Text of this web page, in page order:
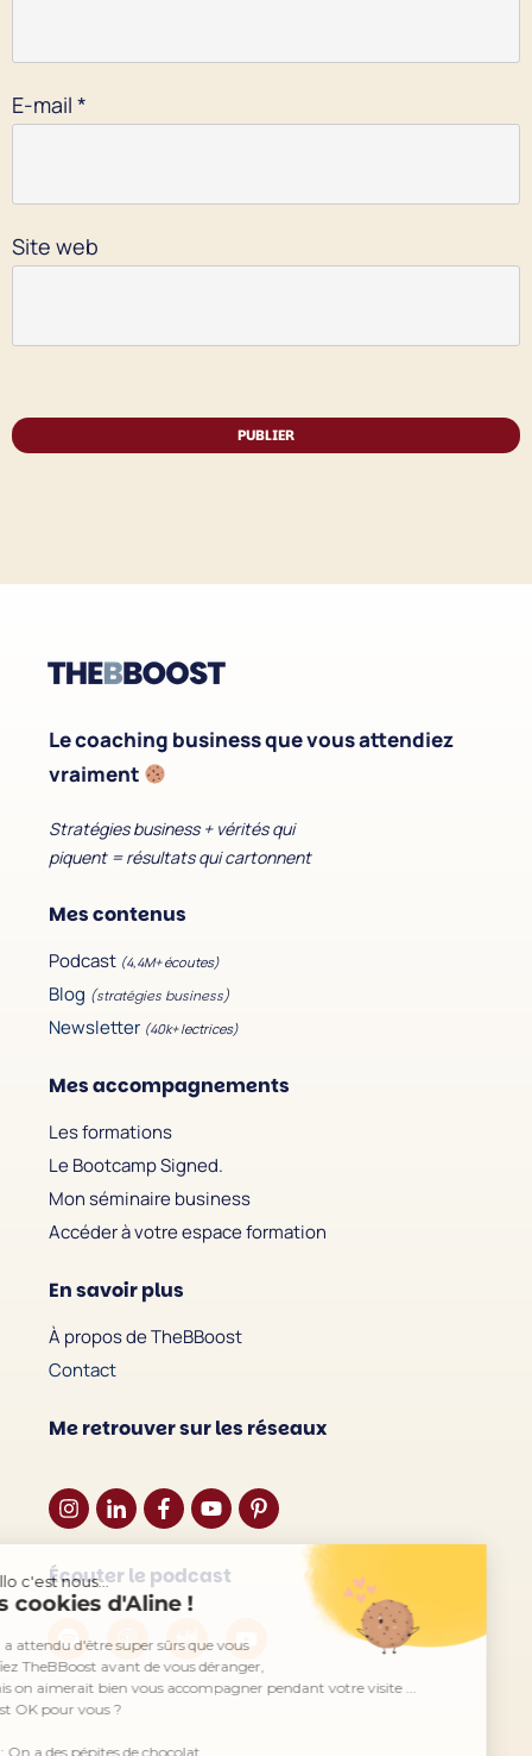
Continuer sans accepter
Hello c'est nous...
les cookies d'Aline !
On a attendu d'être super sûrs que vous
kiffiez TheBBoost avant de vous déranger,
mais on aimerait bien vous accompagner pendant votre visite ...
C'est OK pour vous ?
PS : On a des pépites de chocolat.
E-mail *
Site web
PUBLIER
Le coaching business que vous attendiez
vraiment
Stratégies business + vérités qui
piquent = résultats qui cartonnent
Mes contenus
Podcast (4,4M+ écoutes)
Blog (stratégies business)
Newsletter (40k+ lectrices)
Mes accompagnements
Les formations
Le Bootcamp Signed.
Mon séminaire business
Accéder à votre espace formation
En savoir plus
À propos de TheBBoost
Contact
Me retrouver sur les réseaux
Écouter le podcast